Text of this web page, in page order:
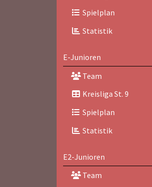
Spielplan
Statistik
E-Junioren
Team
Kreisliga St. 9
Spielplan
Statistik
E2-Junioren
Team